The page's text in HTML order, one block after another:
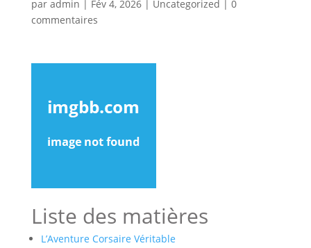
par admin | Fév 4, 2026| Uncategorized | 0
commentaires
Liste des matières
L’Aventure Corsaire Véritable